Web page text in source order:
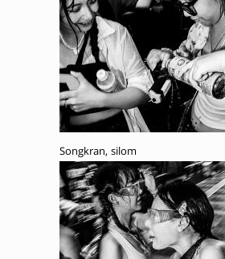
Songkran, silom